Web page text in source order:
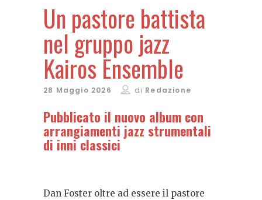
Un pastore battista
nel gruppo jazz
Kairos Ensemble
28 Maggio 2026 di Redazione
Pubblicato il nuovo album con
arrangiamenti jazz strumentali
di inni classici
Dan Foster oltre ad essere il pastore